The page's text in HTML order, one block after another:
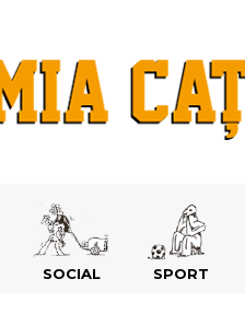
SOCIAL SPORT